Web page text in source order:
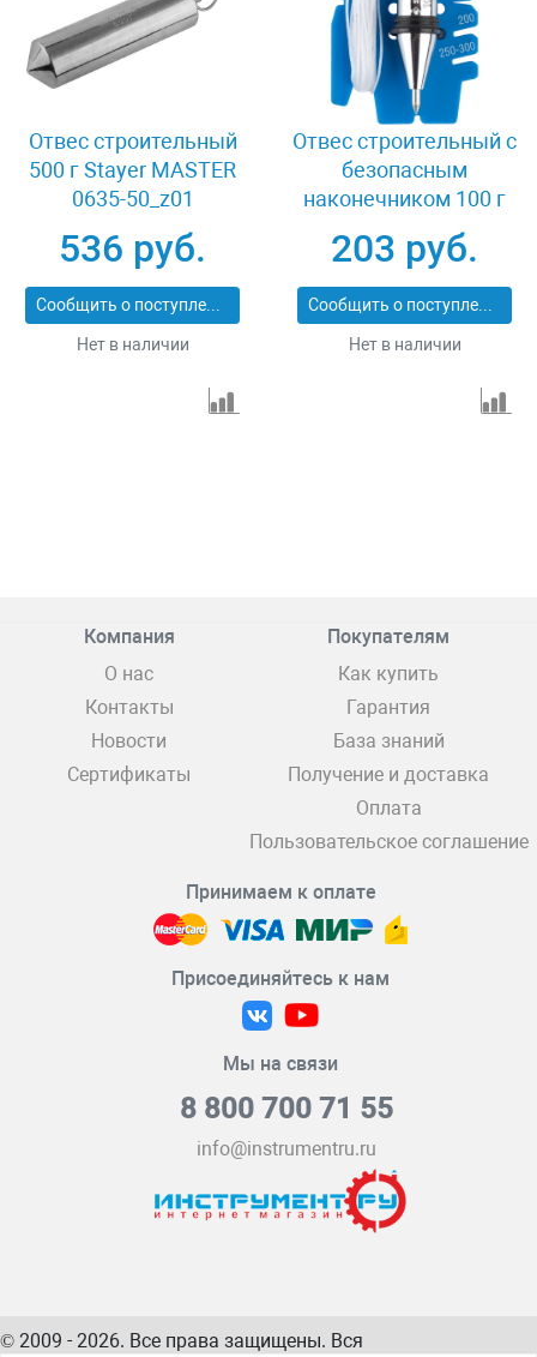
Отвес строительный
500 г Stayer MASTER
0635-50_z01
536 руб.
Сообщить о поступлении
Нет в наличии
Отвес строительный c
безопасным
наконечником 100 г
Зубр ПРОФИ 06347-
10_z01
203 руб.
Сообщить о поступлении
Нет в наличии
Компания
О нас
Контакты
Новости
Сертификаты
Покупателям
Как купить
Гарантия
База знаний
Получение и доставка
Оплата
Пользовательское соглашение
Принимаем к оплате
Присоединяйтесь к нам
Мы на связи
8 800 700 71 55
info@instrumentru.ru
© 2009 - 2026. Все права защищены. Вся